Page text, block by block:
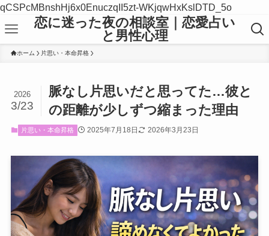
qCSPcMBnshHj6x0EnuczqII5zt-WKjqwHxKslDTD_5o
恋に迷った夜の相談室｜恋愛占い
と男性心理
ホーム 片思い・本命昇格
脈なし片思いだと思ってた…彼と
の距離が少しずつ縮まった理由
2026
3/23
片思い・本命昇格 2025年7月18日 2026年3月23日